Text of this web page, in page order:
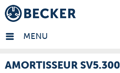
MENU
- FR
AMORTISSEUR